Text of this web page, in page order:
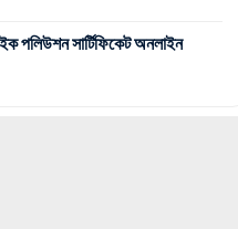
সার্টিফিকেট অনলাইন